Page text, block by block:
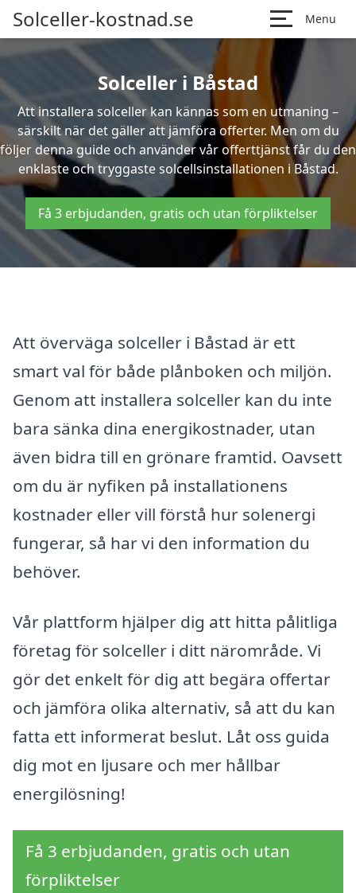
Solceller-kostnad.se Menu
Solceller i Båstad
Att installera solceller kan kännas som en utmaning –
särskilt när det gäller att jämföra offerter. Men om du
följer denna guide och använder vår offerttjänst får du den
enklaste och tryggaste solcellsinstallationen i Båstad.
Få 3 erbjudanden, gratis och utan förpliktelser
Att överväga solceller i Båstad är ett
smart val för både plånboken och miljön.
Genom att installera solceller kan du inte
bara sänka dina energikostnader, utan
även bidra till en grönare framtid. Oavsett
om du är nyfiken på installationens
kostnader eller vill förstå hur solenergi
fungerar, så har vi den information du
behöver.
Vår plattform hjälper dig att hitta pålitliga
företag för solceller i ditt närområde. Vi
gör det enkelt för dig att begära offertar
och jämföra olika alternativ, så att du kan
fatta ett informerat beslut. Låt oss guida
dig mot en ljusare och mer hållbar
energilösning!
Få 3 erbjudanden, gratis och utan
förpliktelser